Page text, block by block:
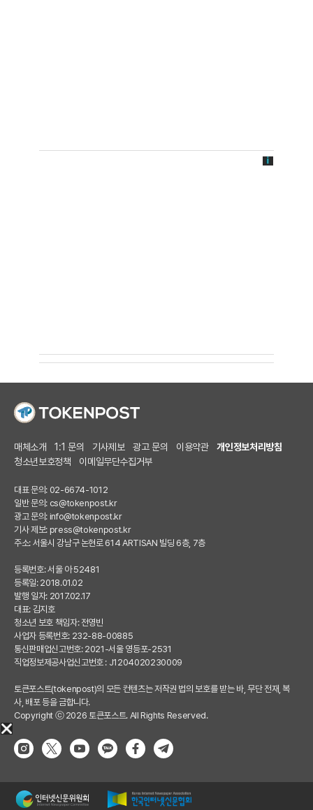
매체소개 1:1 문의 기사제보 광고 문의 이용약관
개인정보처리방침
청소년보호정책
이메일무단수집거부
대표 문의: 02-6674-1012
일반 문의: cs@tokenpost.kr
광고 문의: info@tokenpost.kr
기사 제보: press@tokenpost.kr
주소: 서울시 강남구 논현로 614 ARTISAN 빌딩 6층, 7층
등록번호: 서울 아 52481
등록일: 2018.01.02
발행 일자: 2017.02.17
대표: 김지호
청소년 보호 책임자: 전영빈
사업자 등록번호: 232-88-00885
통신판매업신고번호: 2021-서울 영등포-2531
직업정보제공사업신고번호 : J1204020230009
토큰포스트(tokenpost)의 모든 컨텐츠는 저작권 법의 보호를 받는 바, 무단 전재, 복
사, 배포 등을 금합니다.
Copyright ⓒ 2026 토큰포스트. All Rights Reserved.